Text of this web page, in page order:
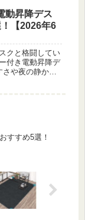
動昇降デス
【2026年6
クと格闘してい
付き電動昇降デ
や夜の静かさ
すすめ5選！